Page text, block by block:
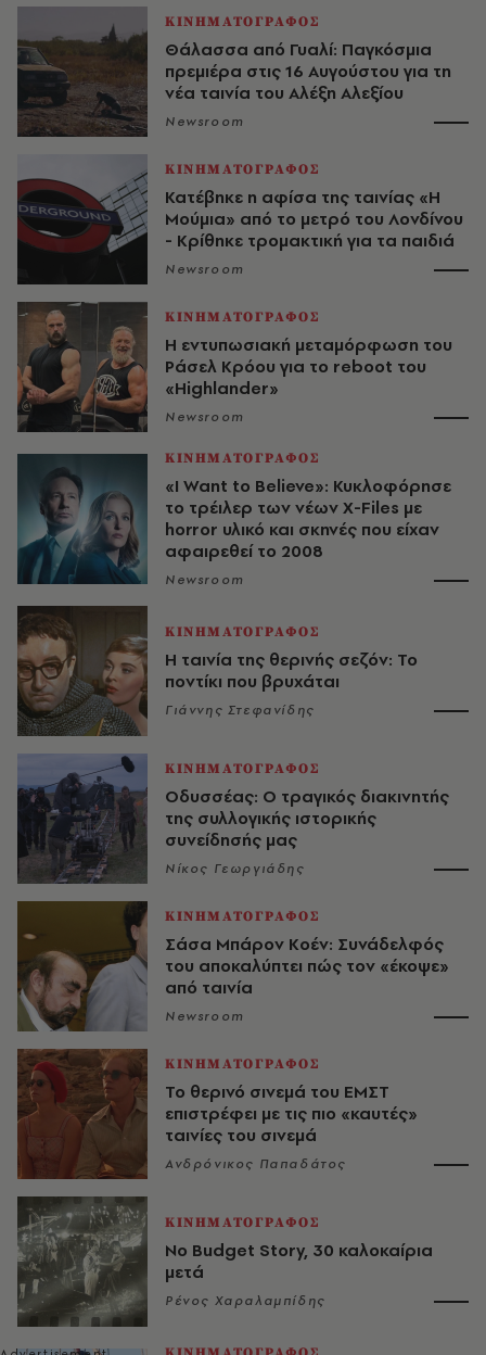
ΚΙΝΗΜΑΤΟΓΡΑΦΟΣ
Θάλασσα από Γυαλί: Παγκόσμια
πρεμιέρα στις 16 Αυγούστου για τη
νέα ταινία του Αλέξη Αλεξίου
Newsroom
ΚΙΝΗΜΑΤΟΓΡΑΦΟΣ
Κατέβηκε η αφίσα της ταινίας «Η
Μούμια» από το μετρό του Λονδίνου
- Κρίθηκε τρομακτική για τα παιδιά
Newsroom
ΚΙΝΗΜΑΤΟΓΡΑΦΟΣ
Η εντυπωσιακή μεταμόρφωση του
Ράσελ Κρόου για το reboot του
«Highlander»
Newsroom
ΚΙΝΗΜΑΤΟΓΡΑΦΟΣ
«I Want to Believe»: Κυκλοφόρησε
το τρέιλερ των νέων X-Files με
horror υλικό και σκηνές που είχαν
αφαιρεθεί το 2008
Newsroom
ΚΙΝΗΜΑΤΟΓΡΑΦΟΣ
Η ταινία της θερινής σεζόν: Το
ποντίκι που βρυχάται
Γιάννης Στεφανίδης
ΚΙΝΗΜΑΤΟΓΡΑΦΟΣ
Οδυσσέας: Ο τραγικός διακινητής
της συλλογικής ιστορικής
συνείδησής μας
Νίκος Γεωργιάδης
ΚΙΝΗΜΑΤΟΓΡΑΦΟΣ
Σάσα Μπάρον Κοέν: Συνάδελφός
του αποκαλύπτει πώς τον «έκοψε»
από ταινία
Newsroom
ΚΙΝΗΜΑΤΟΓΡΑΦΟΣ
Το θερινό σινεμά του ΕΜΣΤ
επιστρέφει με τις πιο «καυτές»
ταινίες του σινεμά
Ανδρόνικος Παπαδάτος
ΚΙΝΗΜΑΤΟΓΡΑΦΟΣ
No Budget Story, 30 καλοκαίρια
μετά
Ρένος Χαραλαμπίδης